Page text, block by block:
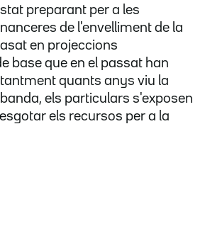
preparant per a les
de l'envelliment de la
en projeccions
base que en el passat han
quants anys viu la
els particulars s'exposen
els recursos per a la